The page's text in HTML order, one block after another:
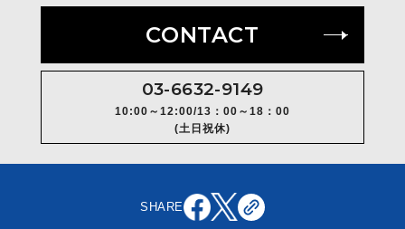
CONTACT
03-6632-9149
10:00～12:00/13：00～18：00
(土日祝休)
SHARE